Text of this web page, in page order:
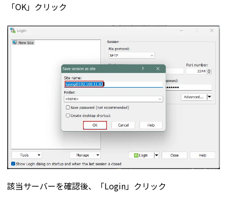
「OK」クリック
該当サーバーを確認後、「Login」クリック